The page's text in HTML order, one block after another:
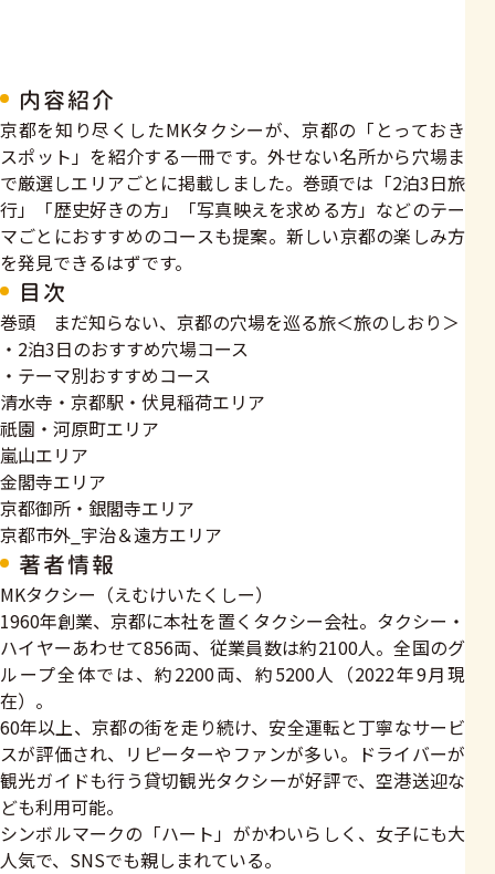
内容紹介
京都を知り尽くしたMKタクシーが、京都の「とっておき
スポット」を紹介する一冊です。外せない名所から穴場ま
で厳選しエリアごとに掲載しました。巻頭では「2泊3日旅
行」「歴史好きの方」「写真映えを求める方」などのテー
マごとにおすすめのコースも提案。新しい京都の楽しみ方
を発見できるはずです。
目次
巻頭 まだ知らない、京都の穴場を巡る旅＜旅のしおり＞
・2泊3日のおすすめ穴場コース
・テーマ別おすすめコース
清水寺・京都駅・伏見稲荷エリア
祇園・河原町エリア
嵐山エリア
金閣寺エリア
京都御所・銀閣寺エリア
京都市外_宇治＆遠方エリア
著者情報
MKタクシー（えむけいたくしー）
1960年創業、京都に本社を置くタクシー会社。タクシー・
ハイヤーあわせて856両、従業員数は約2100人。全国のグ
ループ全体では、約2200両、約5200人（2022年9月現
在）。
60年以上、京都の街を走り続け、安全運転と丁寧なサービ
スが評価され、リピーターやファンが多い。ドライバーが
観光ガイドも行う貸切観光タクシーが好評で、空港送迎な
ども利用可能。
シンボルマークの「ハート」がかわいらしく、女子にも大
人気で、SNSでも親しまれている。